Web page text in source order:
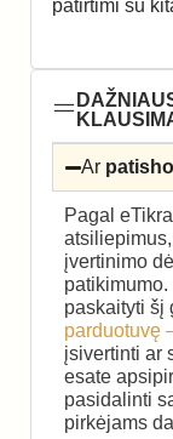
patirtimi su
Ar
Pagal
įvertinimo dėl
paskaityti šį
parduotuvę
įsivertinti ar
esate
pasidalinti
pirkėjams